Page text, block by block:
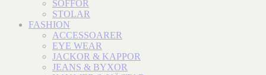
SOFFOR
STOLAR
FASHION
ACCESSOARER
EYE WEAR
JACKOR & KAPPOR
JEANS & BYXOR